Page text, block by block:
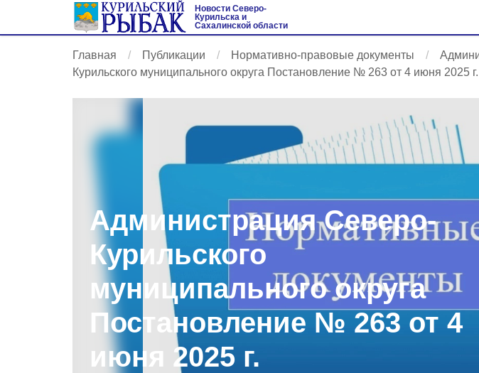
Новости Северо-
Курильска и
Сахалинской области
Главная Публикации Нормативно-правовые документы
Курильского муниципального округа Постановление № 263 от 4 июня 2025 г.
Администрация Северо-
Курильского
муниципального округа
Постановление № 263 от 4
июня 2025 г.